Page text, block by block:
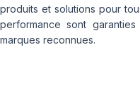
produits et solutions pour
performance sont
marques reconnues.